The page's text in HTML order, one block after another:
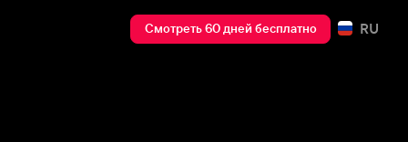
Смотреть 60 дней бесплатно RU